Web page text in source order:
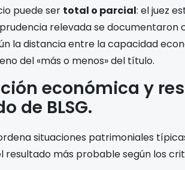
puede ser total o parcial: el juez
relevada se documentaron
la distancia entre la capacidad
del «más o menos» del título.
económica y
de BLSG.
situaciones patrimoniales
resultado más probable según los